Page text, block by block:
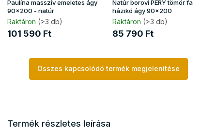
Paulína masszív emeletes ágy
90x200 - natúr
Raktáron (>3 db)
101 590 Ft
Natúr borovi PERY tömör fa
házikó ágy 90x200
Raktáron (>3 db)
85 790 Ft
Összes kapcsolódó termék megjelenítése
Termék részletes leírása